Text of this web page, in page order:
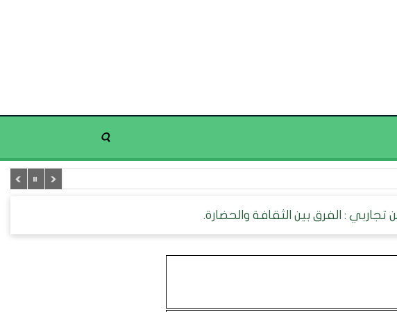
تجاربي : الفرق بين الثقافة والحضارة.